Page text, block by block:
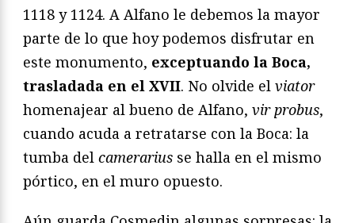
1118 y 1124. A Alfano le debemos la mayor
parte de lo que hoy podemos disfrutar en
este monumento, exceptuando la Boca,
trasladada en el XVII. No olvide el viator
homenajear al bueno de Alfano, vir probus,
cuando acuda a retratarse con la Boca: la
tumba del camerarius se halla en el mismo
pórtico, en el muro opuesto.